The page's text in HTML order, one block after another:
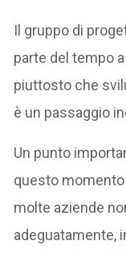
Il gruppo di
parte del tempo
piuttosto che
è un passaggio
Un punto
questo momento
molte aziende
adeguatamente,